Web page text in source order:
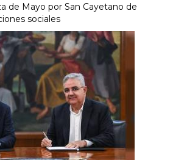
de Mayo por San Cayetano de
sociales